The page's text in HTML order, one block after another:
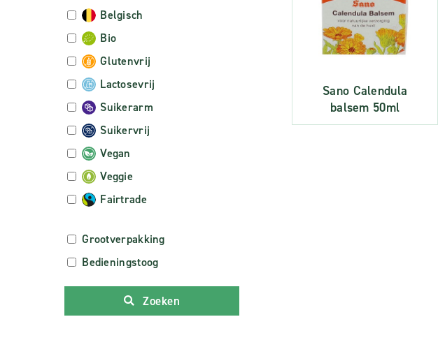
Belgisch
Bio
Glutenvrij
Lactosevrij
Suikerarm
Suikervrij
Vegan
Veggie
Fairtrade
Grootverpakking
Bedieningstoog
Zoeken
Sano Calendula
balsem 50ml